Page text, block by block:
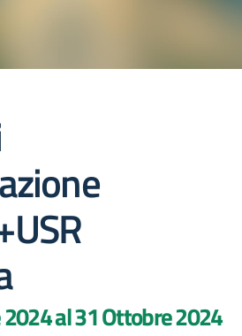
al 31 Ottobre 2024